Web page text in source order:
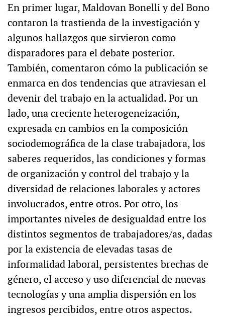
En primer lugar, Maldovan Bonelli y del Bono
contaron la trastienda de la investigación y
algunos hallazgos que sirvieron como
disparadores para el debate posterior.
También, comentaron cómo la publicación se
enmarca en dos tendencias que atraviesan el
devenir del trabajo en la actualidad. Por un
lado, una creciente heterogeneización,
expresada en cambios en la composición
sociodemográfica de la clase trabajadora, los
saberes requeridos, las condiciones y formas
de organización y control del trabajo y la
diversidad de relaciones laborales y actores
involucrados, entre otros. Por otro, los
importantes niveles de desigualdad entre los
distintos segmentos de trabajadores/as, dadas
por la existencia de elevadas tasas de
informalidad laboral, persistentes brechas de
género, el acceso y uso diferencial de nuevas
tecnologías y una amplia dispersión en los
ingresos percibidos, entre otros aspectos.